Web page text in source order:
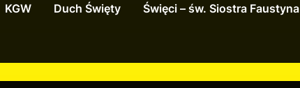
KGW Duch Święty Święci – św. Siostra Faustyna